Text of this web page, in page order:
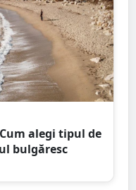
alegi tipul de
bulgăresc